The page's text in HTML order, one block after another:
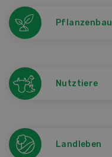
Pflanzenbau
Nutztiere
Landleben